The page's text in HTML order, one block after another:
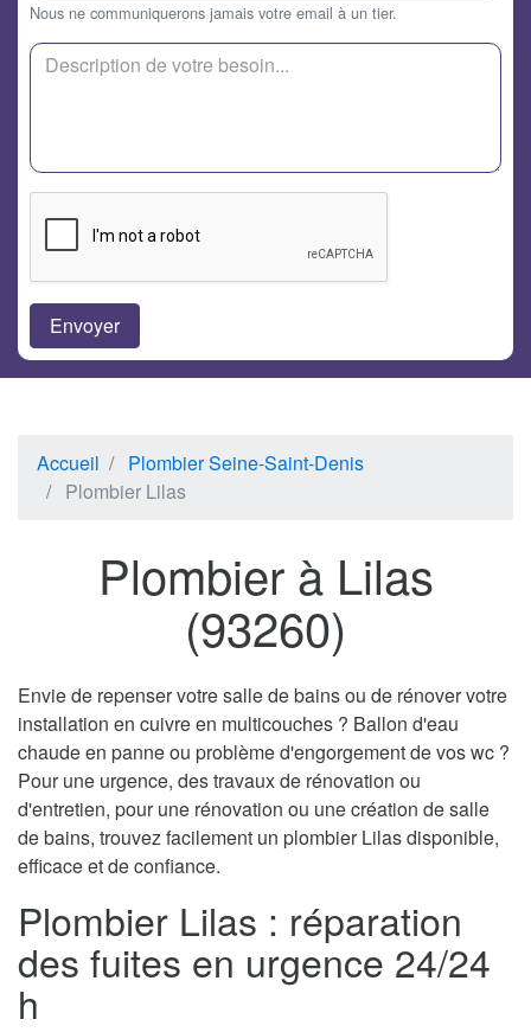
Nous ne communiquerons jamais votre email à un tier.
Accueil
Plombier Seine-Saint-Denis
Plombier Lilas
Plombier à Lilas
(93260)
Envie de repenser votre salle de bains ou de rénover votre
installation en cuivre en multicouches ? Ballon d'eau
chaude en panne ou problème d'engorgement de vos wc ?
Pour une urgence, des travaux de rénovation ou
d'entretien, pour une rénovation ou une création de salle
de bains, trouvez facilement un plombier Lilas disponible,
efficace et de confiance.
Plombier Lilas : réparation
des fuites en urgence 24/24
h